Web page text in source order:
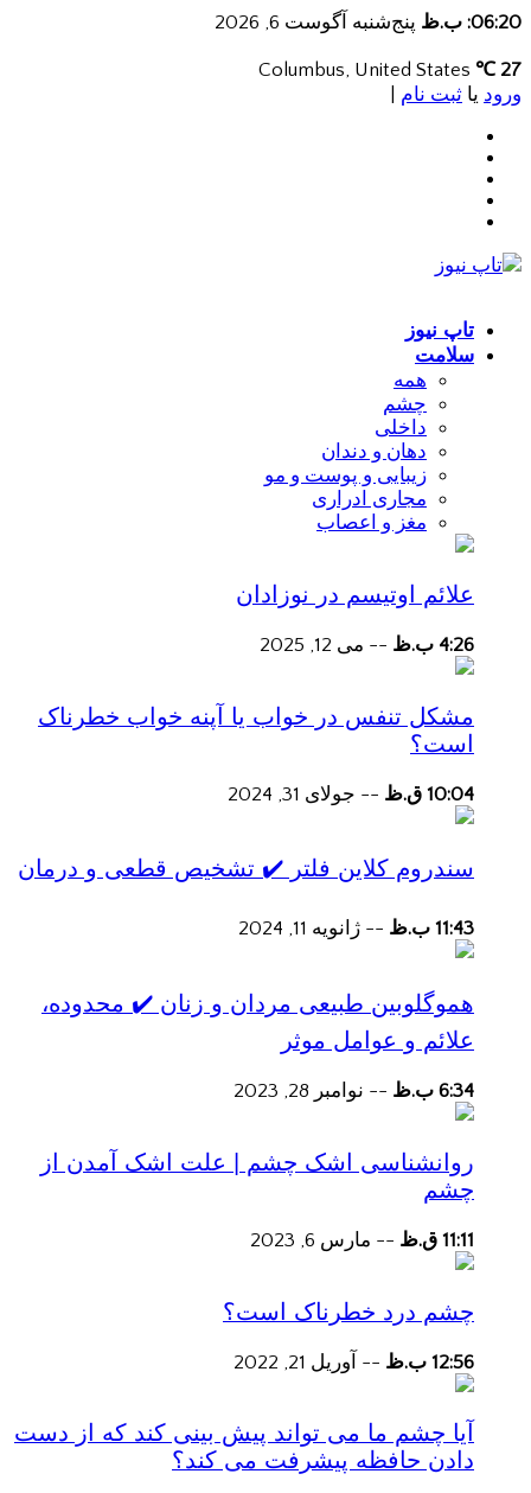
06:20: ب.ظ پنج‌شنبه آگوست 6, 2026
27 ℃
ورود یا ثبت نام
تاپ نیوز
سلامت
همه
چشم
داخلی
دهان و دندان
زیبایی و پوست و مو
مجاری ادراری
مغز و اعصاب
علائم اوتیسم در نوزادان
4:26 ب.ظ -- می 12, 2025
مشکل تنفس در خواب یا آپنه خواب خطرناک
است؟
10:04 ق.ظ -- جولای 31, 2024
سندروم کلاین فلتر ✔️ تشخیص قطعی و درمان
11:43 ب.ظ -- ژانویه 11, 2024
هموگلوبین طبیعی مردان و زنان ✔️ محدوده،
علائم و عوامل موثر
6:34 ب.ظ -- نوامبر 28, 2023
روانشناسی اشک چشم | علت اشک آمدن از
چشم
11:11 ق.ظ -- مارس 6, 2023
چشم درد خطرناک است؟
12:56 ب.ظ -- آوریل 21, 2022
آیا چشم ما می تواند پیش بینی کند که از دست
دادن حافظه پیشرفت می کند؟